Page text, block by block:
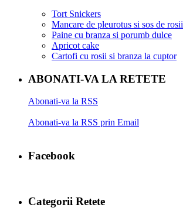
Tort Snickers
Mancare de pleurotus si sos de rosii
Paine cu branza si porumb dulce
Apricot cake
Cartofi cu rosii si branza la cuptor
ABONATI-VA LA RETETE
Abonati-va la RSS
Abonati-va la RSS prin Email
Facebook
Categorii Retete